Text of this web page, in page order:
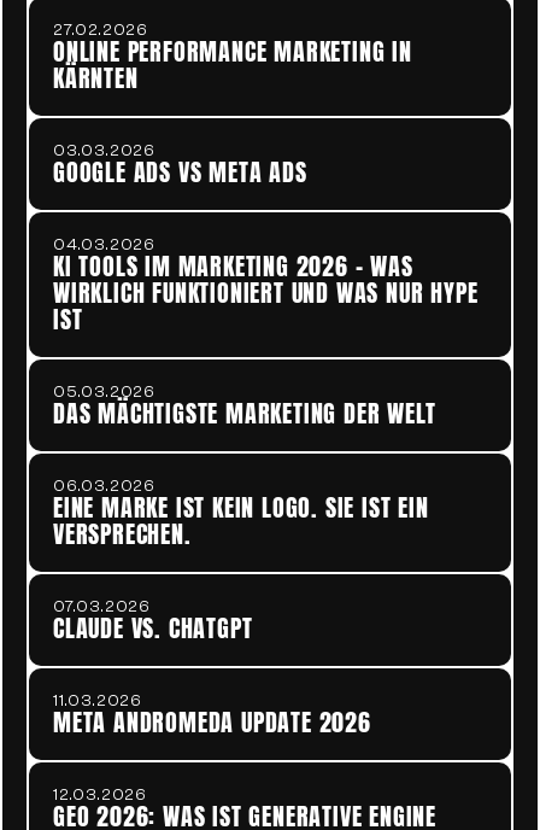
27.02.2026
ONLINE PERFORMANCE MARKETING IN
KÄRNTEN
03.03.2026
GOOGLE ADS VS META ADS
04.03.2026
KI TOOLS IM MARKETING 2026 - WAS
WIRKLICH FUNKTIONIERT UND WAS NUR HYPE
IST
05.03.2026
DAS MÄCHTIGSTE MARKETING DER WELT
06.03.2026
EINE MARKE IST KEIN LOGO. SIE IST EIN
VERSPRECHEN.
07.03.2026
CLAUDE VS. CHATGPT
11.03.2026
META ANDROMEDA UPDATE 2026
12.03.2026
GEO 2026: WAS IST GENERATIVE ENGINE